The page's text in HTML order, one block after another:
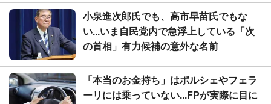
小泉進次郎氏でも、高市早苗氏でもな
い...いま自民党内で急浮上している「次
の首相」有力候補の意外な名前
「本当のお金持ち」はポルシェやフェラ
ーリには乗っていない...FPが実際に目に